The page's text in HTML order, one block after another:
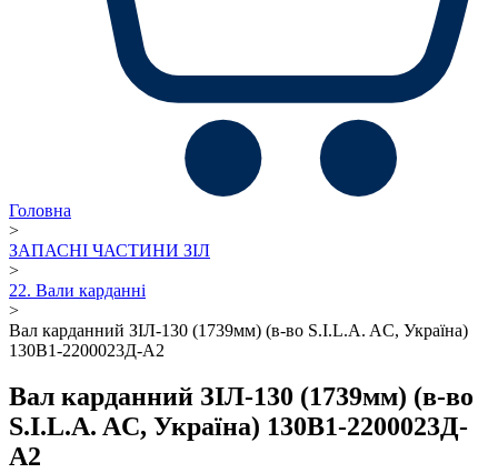
Головна
>
ЗАПАСНІ ЧАСТИНИ ЗІЛ
>
22. Вали карданні
>
Вал карданний ЗІЛ-130 (1739мм) (в-во S.I.L.A. AC, Україна)
130В1-2200023Д-А2
Вал карданний ЗІЛ-130 (1739мм) (в-во
S.I.L.A. AC, Україна) 130В1-2200023Д-
А2